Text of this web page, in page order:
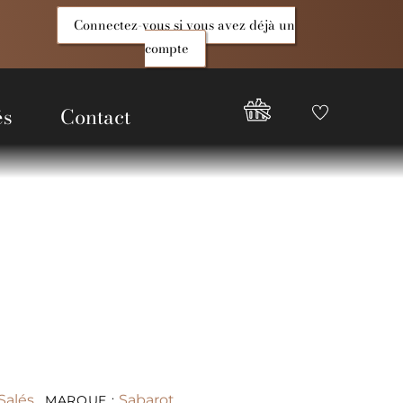
Connectez-vous si vous avez déjà un
compte
Contact
Compte
Good
Epices
Favoris